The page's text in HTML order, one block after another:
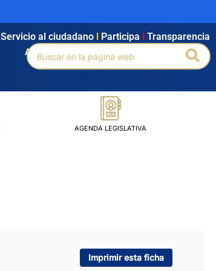
Agendamiento Intranet Búsqueda avanzada
Servicio al ciudadano Participa Transparencia
Buscar
por:
AGENDA LEGISLATIVA
Imprimir esta ficha